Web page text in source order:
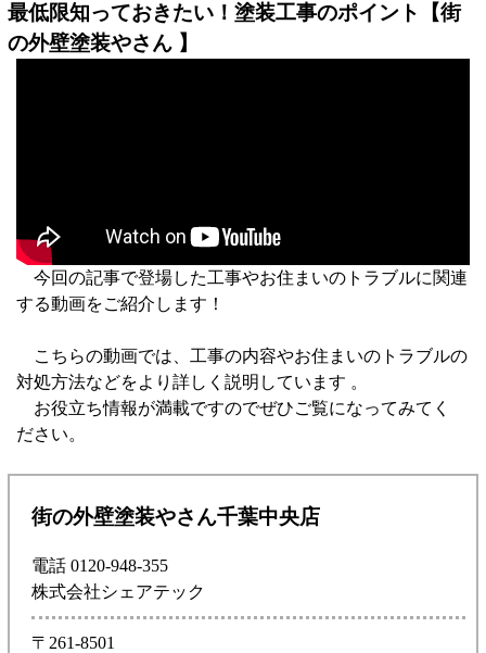
最低限知っておきたい！塗装工事のポイント【街
の外壁塗装やさん 】
今回の記事で登場した工事やお住まいのトラブルに関連
する動画をご紹介します！
こちらの動画では、工事の内容やお住まいのトラブルの
対処方法などをより詳しく説明しています 。
お役立ち情報が満載ですのでぜひご覧になってみてく
ださい。
街の外壁塗装やさん千葉中央店
電話 0120-948-355
株式会社シェアテック
〒261-8501